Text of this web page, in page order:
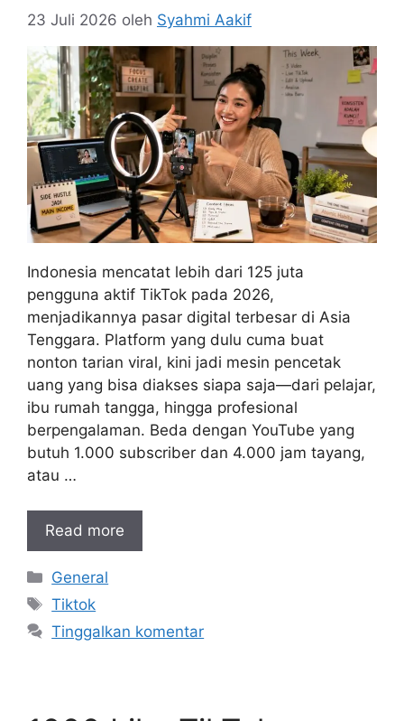
23 Juli 2026 oleh Syahmi Aakif
Indonesia mencatat lebih dari 125 juta
pengguna aktif TikTok pada 2026,
menjadikannya pasar digital terbesar di Asia
Tenggara. Platform yang dulu cuma buat
nonton tarian viral, kini jadi mesin pencetak
uang yang bisa diakses siapa saja—dari pelajar,
ibu rumah tangga, hingga profesional
berpengalaman. Beda dengan YouTube yang
butuh 1.000 subscriber dan 4.000 jam tayang,
atau …
Read more
Kategori
General
Tag
Tiktok
Tinggalkan komentar